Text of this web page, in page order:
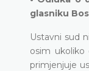
glasniku
Ustavni sud
osim ukoliko
primjenjuje